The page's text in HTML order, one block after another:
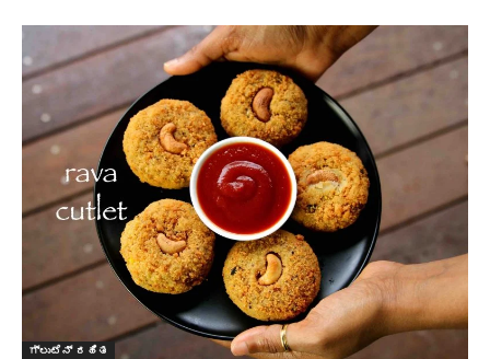
ಗ್ಲುಟೆನ್ ರಹಿತ